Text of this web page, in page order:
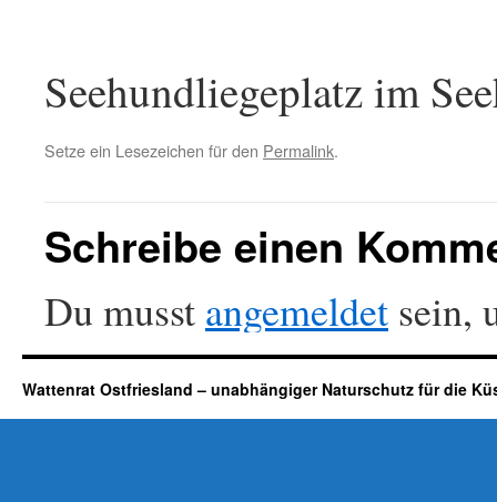
Seehundliegeplatz im
Setze ein Lesezeichen für den Permalink.
Schreibe einen
Du musst angemeldet sein,
Wattenrat Ostfriesland – unabhängiger Naturschutz für die